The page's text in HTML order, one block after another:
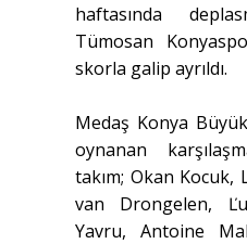
haftasında
Tümosan
skorla galip ayrıldı.
Medaş Konya
oynanan
takım; Okan Kocuk,
van Drongelen,
Yavru, Antoine